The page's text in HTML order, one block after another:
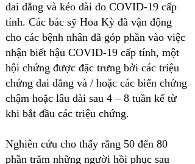
dai dẳng và kéo dài do COVID-19 cấp
tính. Các bác sỹ Hoa Kỳ đã vận động
cho các bệnh nhân đã góp phần vào việc
nhận biết hậu COVID-19 cấp tính, một
hội chứng được đặc trưng bởi các triệu
chứng dai dẳng và / hoặc các biến chứng
chậm hoặc lâu dài sau 4 – 8 tuần kể từ
khi bắt đầu các triệu chứng.
Nghiên cứu cho thấy rằng 50 đến 80
phần trăm những người hồi phục sau